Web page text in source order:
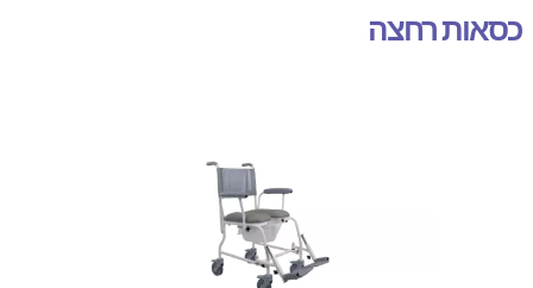
כסאות רחצה
כיסא רחצה מתאים למשתמשים עם ניידות מוגבלת
למידע נוסף חייגו